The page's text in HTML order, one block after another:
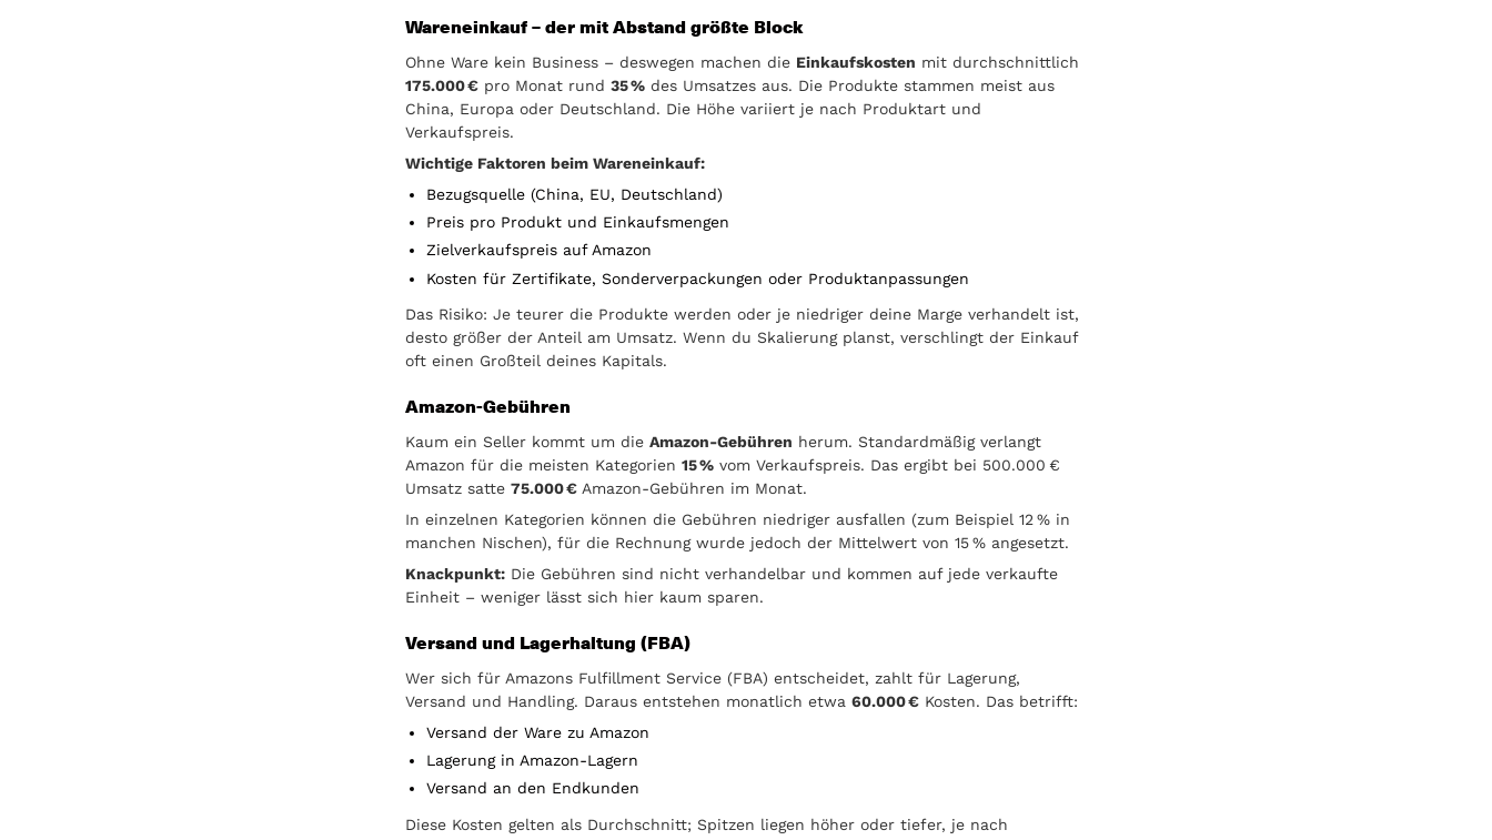
Wareneinkauf – der mit Abstand größte Block
Ohne Ware kein Business – deswegen machen die Einkaufskosten mit durchschnittlich
175.000 € pro Monat rund35 % des Umsatzes aus. Die Produkte stammen meist aus
China, Europa oder Deutschland. Die Höhe variiert je nach Produktart und
Verkaufspreis.
Wichtige Faktoren beim Wareneinkauf:
Bezugsquelle (China, EU, Deutschland)
Preis pro Produkt und Einkaufsmengen
Zielverkaufspreis auf Amazon
Kosten für Zertifikate, Sonderverpackungen oder Produktanpassungen
Das Risiko: Je teurer die Produkte werden oder je niedriger deine Marge verhandelt ist,
desto größer der Anteil am Umsatz. Wenn du Skalierung planst, verschlingt der Einkauf
oft einen Großteil deines Kapitals.
Amazon-Gebühren
Kaum ein Seller kommt um dieAmazon-Gebühren herum. Standardmäßig verlangt
Amazon für die meisten Kategorien15 % vom Verkaufspreis. Das ergibt bei 500.000 €
Umsatz satte75.000 € Amazon-Gebühren im Monat.
In einzelnen Kategorien können die Gebühren niedriger ausfallen (zum Beispiel 12 % in
manchen Nischen), für die Rechnung wurde jedoch der Mittelwert von 15 % angesetzt.
Knackpunkt: Die Gebühren sind nicht verhandelbar und kommen auf jede verkaufte
Einheit – weniger lässt sich hier kaum sparen.
Versand und Lagerhaltung (FBA)
Wer sich für Amazons Fulfillment Service (FBA) entscheidet, zahlt für Lagerung,
Versand und Handling. Daraus entstehen monatlich etwa60.000 € Kosten. Das betrifft:
Versand der Ware zu Amazon
Lagerung in Amazon-Lagern
Versand an den Endkunden
Diese Kosten gelten als Durchschnitt; Spitzen liegen höher oder tiefer, je nach